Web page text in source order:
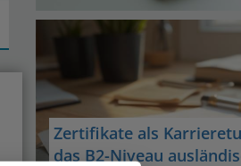
Zertifikate als
das B2-Niveau